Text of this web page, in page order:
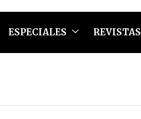
ESPECIALES REVISTAS